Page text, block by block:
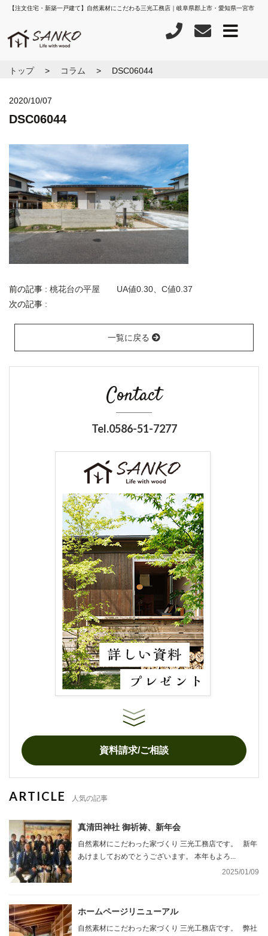
【注文住宅・新築一戸建て】自然素材にこだわる三光工務店｜岐阜県郡上市・愛知県一宮市
トップ コラム DSC06044
2020/10/07
DSC06044
前の記事 : 桃花台の平屋 UA値0.30、C値0.37
次の記事 :
一覧に戻る
Contact
Tel.0586-51-7277
資料請求/ご相談
ARTICLE 人気の記事
真清田神社 御祈祷、新年会
自然素材にこだわった家づくり 三光工務店です。 新年
あけましておめでとうございます。 本年もよろ...
2025/01/09
ホームページリニューアル
自然素材にこだわった家づくり 三光工務店です。 弊社